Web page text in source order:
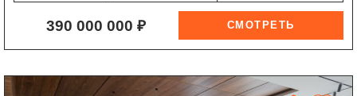
390 000 000 ₽